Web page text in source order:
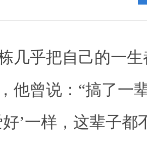
几乎把自己的一
他曾说：“搞了一
’一样，这辈子都